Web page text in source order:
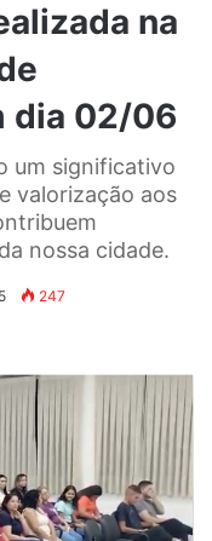
na
dia 02/06
um significativo
valorização aos
nossa cidade.
247